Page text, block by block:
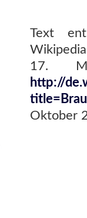
Text
17.
http://
Oktober